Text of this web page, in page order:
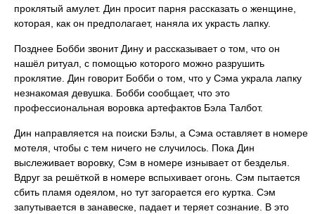
проклятый амулет. Дин просит парня рассказать о женщине,
которая, как он предполагает, наняла их украсть лапку.
Позднее Бобби звонит Дину и рассказывает о том, что он
нашёл ритуал, с помощью которого можно разрушить
проклятие. Дин говорит Бобби о том, что у Сэма украла лапку
незнакомая девушка. Бобби сообщает, что это
профессиональная воровка артефактов Бэла Талбот.
Дин направляется на поиски Бэлы, а Сэма оставляет в номере
мотеля, чтобы с тем ничего не случилось. Пока Дин
выслеживает воровку, Сэм в номере изнывает от безделья.
Вдруг за решёткой в номере вспыхивает огонь. Сэм пытается
сбить пламя одеялом, но тут загорается его куртка. Сэм
запутывается в занавеске, падает и теряет сознание. В это